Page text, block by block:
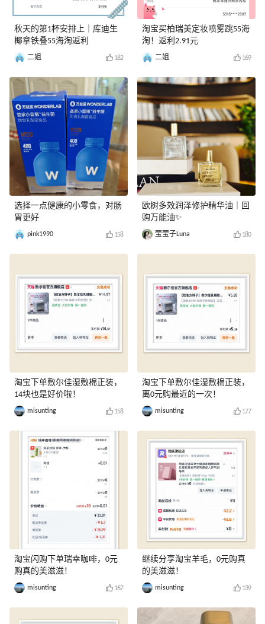
秋天的第1杯安排上｜库迪生
椰拿铁叠55海淘返利
二姐 182
选择一点健康的小零食，对肠
胃更好
pink1990 158
淘宝下单敷尔佳湿敷棉正装，
14块也是好价啦！
misunting 158
淘宝闪购下单瑞幸咖啡，0元
购真的美滋滋！
misunting 167
淘宝买柏瑞美定妆喷雾跳55海
淘！返利2.91元
二姐 169
欧树多效润泽修护精华油｜回
购万能油✨
莹莹子Luna 180
淘宝下单敷尔佳湿敷棉正装，
离0元购最近的一次！
misunting 177
继续分享淘宝羊毛，0元购真
的美滋滋！
misunting 139